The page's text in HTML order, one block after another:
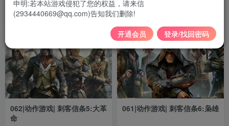
网游单机
3年前 955
网游单机
062|动作游戏| 刺客信条5:大革
命
061|动作游戏| 刺客信条6:枭雄
申明:若本站游戏侵犯了您的权益，请来信
(2934440669@qq.com)告知我们删除!
开通会员 登录/找回密码